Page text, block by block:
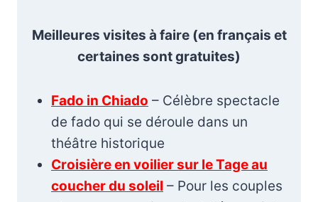
Meilleures visites à faire (en français et
certaines sont gratuites)
Fado in Chiado – Célèbre spectacle
de fado qui se déroule dans un
théâtre historique
Croisière en voilier sur le Tage au
coucher du soleil – Pour les couples